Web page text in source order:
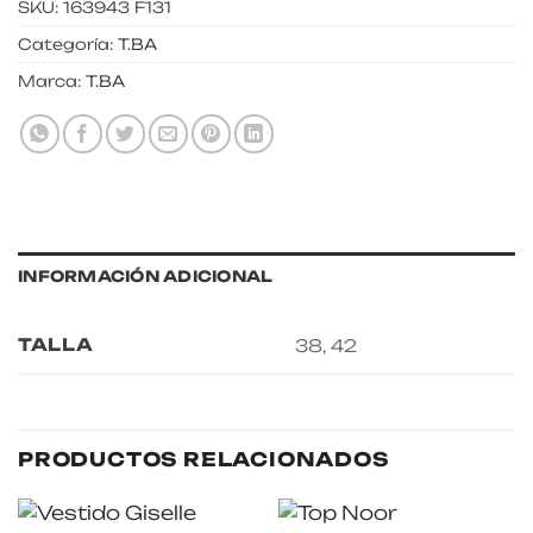
SKU: 163943 F131
Categoría: T.BA
Marca: T.BA
INFORMACIÓN ADICIONAL
TALLA 38, 42
PRODUCTOS RELACIONADOS